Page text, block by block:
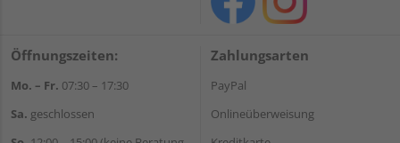
Öffnungszeiten:
Mo. – Fr. 07:30 – 17:30
Sa. geschlossen
Zahlungsarten
PayPal
Onlineüberweisung